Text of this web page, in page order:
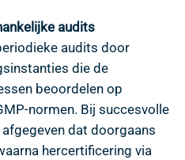
audits
audits door
die de
beoordelen op
normen. Bij succesvolle
dat doorgaans
hercertificering via